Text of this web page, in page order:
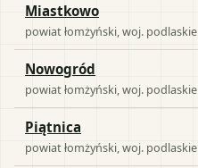
Miastkowo
powiatłomżyński , woj. podlaskie
Nowogród
powiatłomżyński , woj. podlaskie
Piątnica
powiatłomżyński , woj. podlaskie